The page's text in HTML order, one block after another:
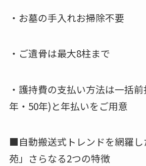
・お墓の手入れお掃除不要
・ご遺骨は最大8柱まで
・護持費の支払い方法は一括
年・50年)と年払いをご用意
■自動搬送式トレンドを網羅し
苑」さらなる2つの特徴